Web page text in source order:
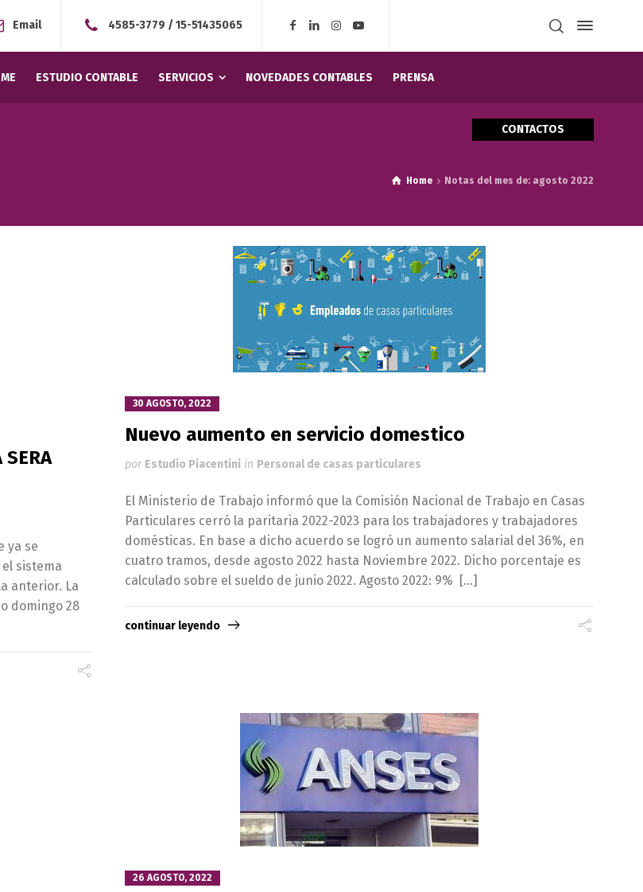
Email 4585-3779 /15-51435065
ESTUDIO CONTABLE SERVICIOS NOVEDADES CONTABLES PRENSA
CONTACTOS
Home Notas del mes de: agosto 2022
SERA
ya se
sistema
anterior. La
domingo 28
30 AGOSTO, 2022
Nuevo aumento en servicio domestico
por Estudio Piacentini in Personal de casas particulares
El Ministerio de Trabajo informó que la Comisión Nacional de Trabajo en Casas
Particulares cerró la paritaria 2022-2023 para los trabajadores y trabajadores
domésticas. En base a dicho acuerdo se logró un aumento salarial del 36%, en
cuatro tramos, desde agosto 2022 hasta Noviembre 2022. Dicho porcentaje es
calculado sobre el sueldo de junio 2022. Agosto 2022: 9% […]
continuar leyendo
26 AGOSTO, 2022